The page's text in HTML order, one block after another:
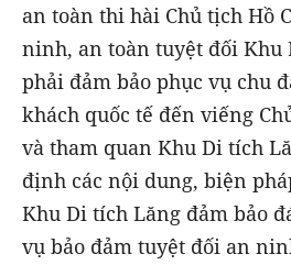
an toàn thi hài Chủ tịch Hồ
ninh, an toàn tuyệt đối Khu
phải đảm bảo phục vụ chu
khách quốc tế đến viếng
và tham quan Khu Di tích
định các nội dung, biện
Khu Di tích Lăng đảm bảo
vụ bảo đảm tuyệt đối an